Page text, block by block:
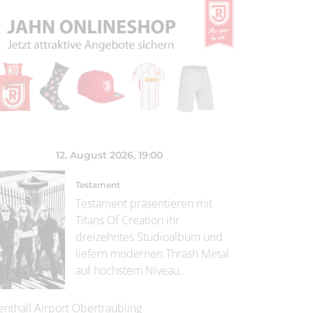
12. August 2026, 19:00
Testament
Testament präsentieren mit
Titans Of Creation ihr
dreizehntes Studioalbum und
liefern modernen Thrash Metal
auf höchstem Niveau.
Airport Obertraubling